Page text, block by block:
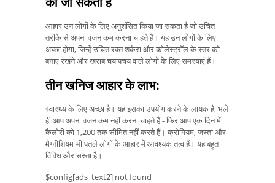
आहार उन लोगों के लिए अनुशंसित किया जा सकता है जो उचित
तरीके से अपना वजन कम करना चाहते हैं। यह उन लोगों के लिए
अच्छा होगा, जिन्हें उचित रक्त शर्करा और कोलेस्ट्रॉल के स्तर को
बनाए रखने और खराब चयापचय वाले लोगों के लिए समस्याएं हैं।
तीन खनिज आहार के लाभ:
स्वास्थ्य के लिए अच्छा है। यह इसका उपयोग करने के लायक है, भले
ही आप अपना वजन कम नहीं करना चाहते हैं - फिर आप एक दिन में
कैलोरी को 1,200 तक सीमित नहीं करते हैं। क्रोमियम, जस्ता और
मैग्नीशियम भी पतले लोगों के आहार में आवश्यक तत्व हैं। यह बहुत
विविध और सस्ता है।
$config[ads_text2] not found